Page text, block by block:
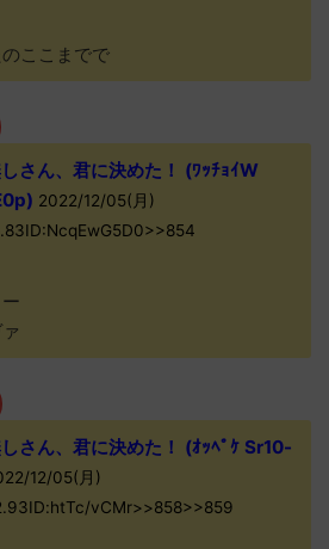
ここまでで
さん、君に決めた！ (ﾜｯﾁｮｲW
2022/12/05(月)
さん、君に決めた！ (ｵｯﾍﾟｹ Sr10-
12/05(月)
vCMr>>858>>859